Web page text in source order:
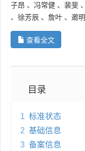
子昂 、 冯常健 、 裴斐 、
、 徐芳辰 、 詹叶 、 邀明
查看全文
目录
1 标准状态
2 基础信息
3 备案信息